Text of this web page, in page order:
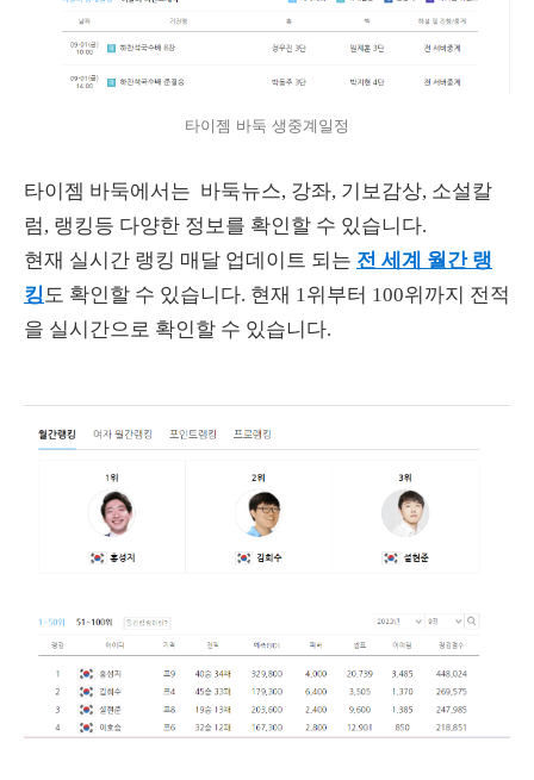
타이젬 바둑 생중계일정
타이젬 바둑에서는 바둑뉴스, 강좌, 기보감상, 소설칼
럼, 랭킹등 다양한 정보를 확인할 수 있습니다.
현재 실시간 랭킹 매달 업데이트 되는 전 세계 월간 랭
킹 도 확인할 수 있습니다. 현재 1위부터 100위까지 전적
을 실시간으로 확인할 수 있습니다.